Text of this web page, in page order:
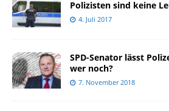
Polizisten sind keine
4. Juli 2017
SPD-Senator lässt
wer noch?
7. November 2018